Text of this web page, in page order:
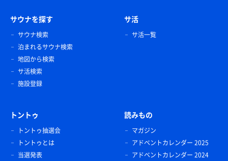
サウナを探す
サウナ検索
泊まれるサウナ検索
地図から検索
サ活検索
施設登録
サ活
サ活一覧
トントゥ
トントゥ抽選会
トントゥとは
当選発表
読みもの
マガジン
アドベントカレンダー 2025
アドベントカレンダー 2024